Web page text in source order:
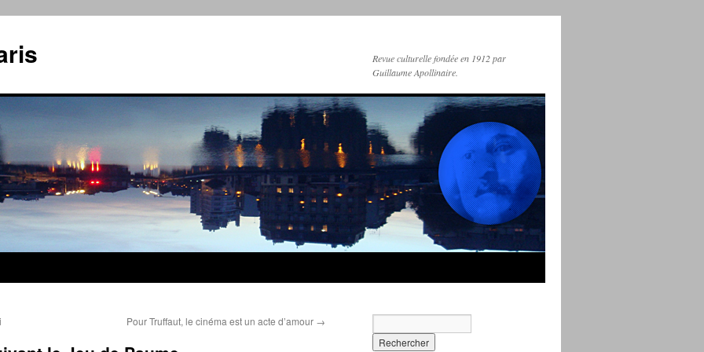
Revue culturelle fondée en 1912 par
Guillaume Apollinaire.
Pour Truffaut, le cinéma est un acte d’amour →